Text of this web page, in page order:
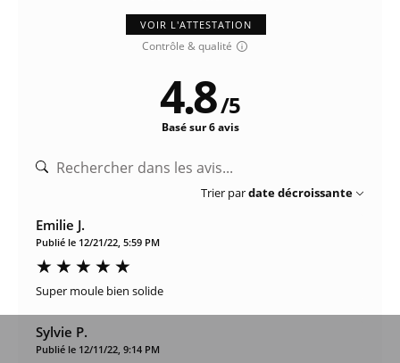
VOIR L'ATTESTATION
Contrôle & qualité
4.8/5
Basé sur 6 avis
Trier pardate décroissante
Emilie J.
Publié le 12/21/22, 5:59 PM
Super moule bien solide
Sylvie P.
Publié le 12/11/22, 9:14 PM